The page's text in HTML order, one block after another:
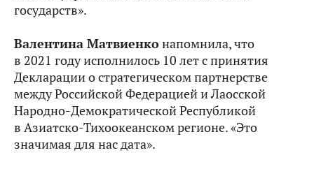
государств».
Валентина Матвиенконапомнила, что
в 2021 году исполнилось 10 лет с принятия
Декларации о стратегическом партнерстве
между Российской Федерацией и Лаосской
Народно-Демократической Республикой
в Азиатско-Тихоокеанском регионе. «Это
значимая для нас дата».